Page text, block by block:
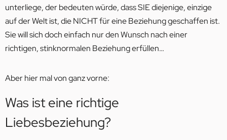
unterliege, der bedeuten würde, dass SIE diejenige, einzige
auf der Welt ist, die NICHT für eine Beziehung geschaffen ist.
Sie will sich doch einfach nur den Wunsch nach einer
richtigen, stinknormalen Beziehung erfüllen…
Aber hier mal von ganz vorne:
Was ist eine richtige
Liebesbeziehung?